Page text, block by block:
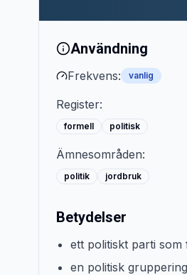
Användning
Frekvens: vanlig
Register:
formell politisk
Ämnesområden:
politik jordbruk
Betydelser
ett politiskt parti
en politisk